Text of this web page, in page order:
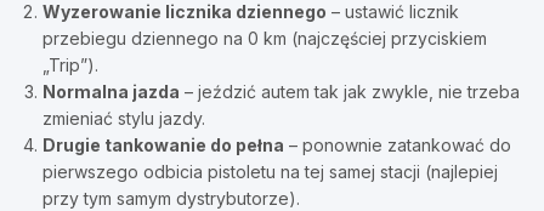
Wyzerowanie licznika dziennego – ustawić licznik
przebiegu dziennego na 0 km (najczęściej przyciskiem
„Trip”).
Normalna jazda – jeździć autem tak jak zwykle, nie trzeba
zmieniać stylu jazdy.
Drugie tankowanie do pełna – ponownie zatankować do
pierwszego odbicia pistoletu na tej samej stacji (najlepiej
przy tym samym dystrybutorze).